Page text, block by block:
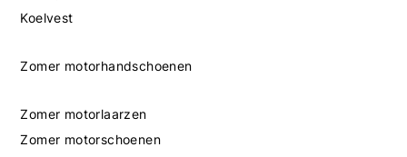
Koelvest
Zomer motorhandschoenen
Zomer motorlaarzen
Zomer motorschoenen